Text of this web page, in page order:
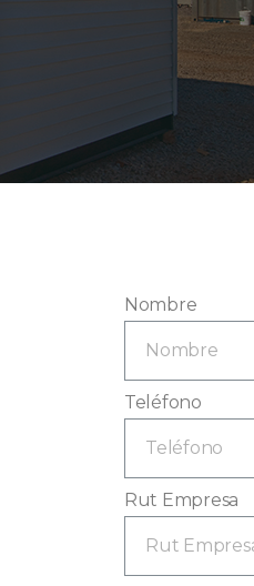
Nombre
Teléfono
Rut Empresa